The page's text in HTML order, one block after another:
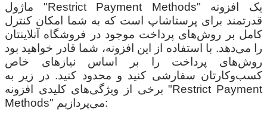
ماژول "Restrict Payment Methods" یک افزونه
قدرتمند برای پرستاشاپ است که به شما امکان کنترل
کامل بر روش‌های پرداخت موجود در فروشگاه آنلاینتان
را می‌دهد. با استفاده از این افزونه، شما قادر خواهید بود
روش‌های پرداخت را بر اساس نیازهای خاص
کسب‌وکارتان سفارشی کنید و محدود کنید. در زیر به
برخی از ویژگی‌های کلیدی افزونه "Restrict Payment
Methods" می‌پردازیم: